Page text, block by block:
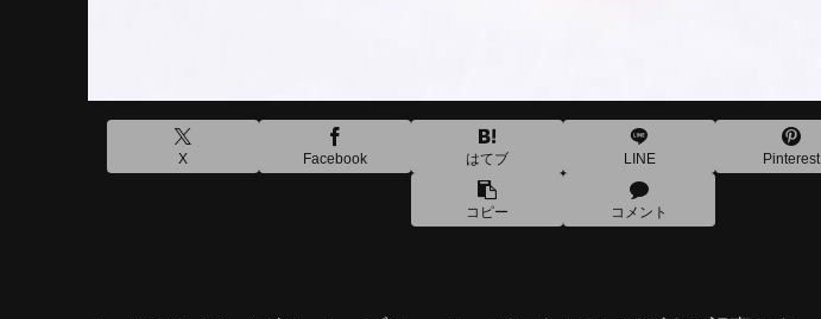
X Facebook はてブ LINE Pinterest
コピー コメント